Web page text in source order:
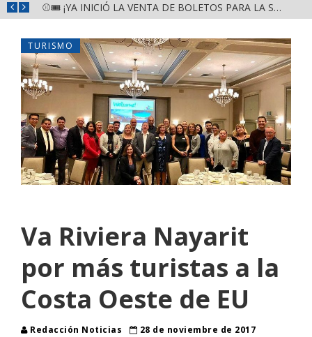
⚾🎟️ ¡YA INICIÓ LA VENTA DE BOLETOS PARA LA SERIE DEL CARIBE KIDS NAYARIT 2026!
TURISMO
Va Riviera Nayarit
por más turistas a la
Costa Oeste de EU
Redacción Noticias
28 de noviembre de 2017